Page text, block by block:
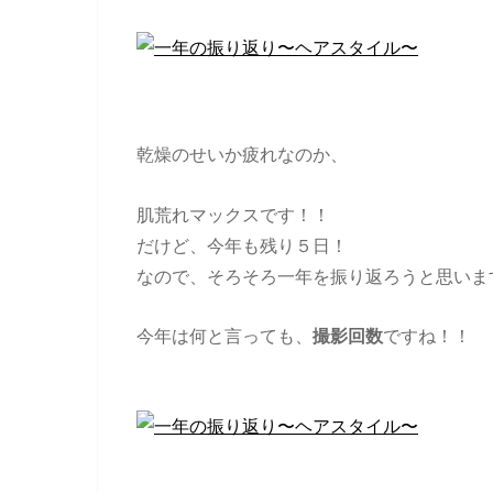
乾燥のせいか疲れなのか、
肌荒れマックスです！！
だけど、今年も残り５日！
なので、そろそろ一年を振り返ろうと思い
今年は何と言っても、 撮影回数ですね！！